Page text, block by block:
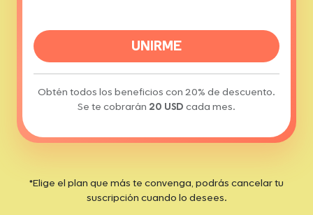
UNIRME
Obtén todos los beneficios con 20% de descuento.
Se te cobrarán 20 USD cada mes.
*Elige el plan que más te convenga, podrás cancelar tu
suscripción cuando lo desees.